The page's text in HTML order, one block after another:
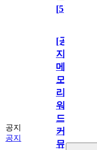
[5]
공지
공지
[공
지]
메
모
리
워
드
커
뮤